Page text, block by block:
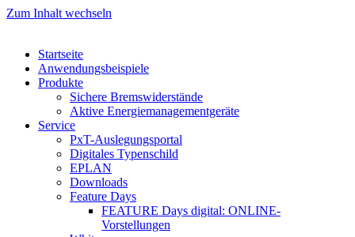
Zum Inhalt wechseln
Startseite
Anwendungsbeispiele
Produkte
Sichere Bremswiderstände
Aktive Energiemanagementgeräte
Service
PxT-Auslegungsportal
Digitales Typenschild
EPLAN
Downloads
Feature Days
FEATURE Days digital: ONLINE-
Vorstellungen